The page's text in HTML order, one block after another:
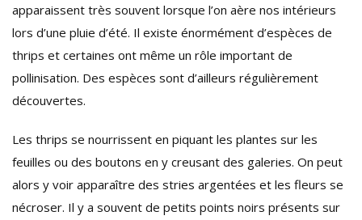
apparaissent très souvent lorsque l’on aère nos intérieurs
lors d’une pluie d’été. Il existe énormément d’espèces de
thrips et certaines ont même un rôle important de
pollinisation. Des espèces sont d’ailleurs régulièrement
découvertes.
Les thrips se nourrissent en piquant les plantes sur les
feuilles ou des boutons en y creusant des galeries. On peut
alors y voir apparaître des stries argentées et les fleurs se
nécroser. Il y a souvent de petits points noirs présents sur